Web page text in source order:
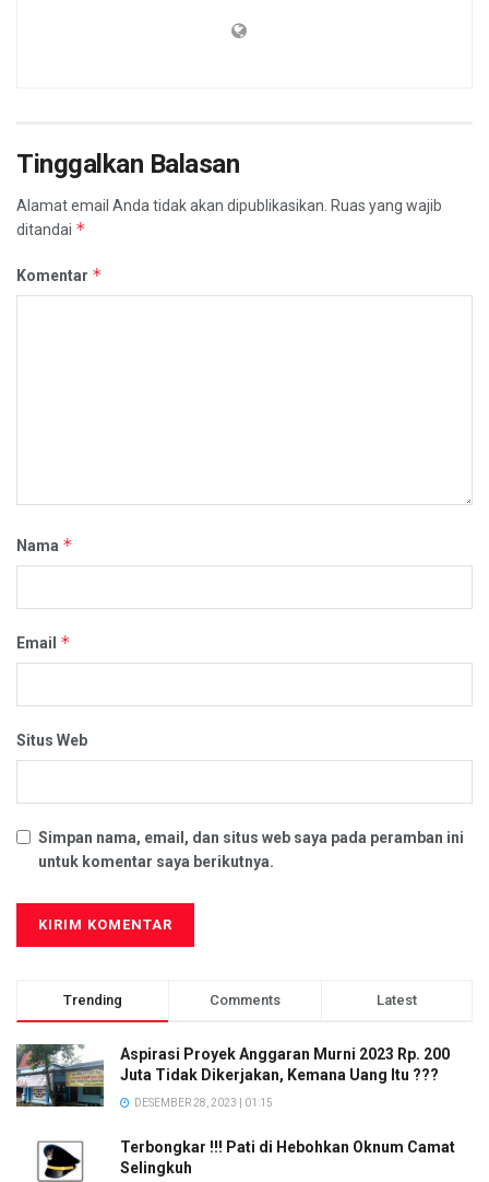
Tinggalkan Balasan
Alamat email Anda tidak akan dipublikasikan. Ruas yang wajib
ditandai *
Komentar *
Nama *
Email *
Situs Web
Simpan nama, email, dan situs web saya pada peramban ini
untuk komentar saya berikutnya.
Trending Comments Latest
Aspirasi Proyek Anggaran Murni 2023 Rp. 200
Juta Tidak Dikerjakan, Kemana Uang Itu ???
DESEMBER 28, 2023 | 01:15
Terbongkar !!! Pati di Hebohkan Oknum Camat
Selingkuh